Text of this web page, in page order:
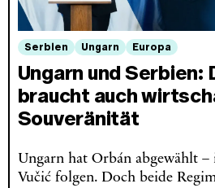
Serbien Ungarn Europa
Ungarn und Serbien:
braucht auch
Souveränität
Ungarn hat Orbán abgewählt
Vučić folgen. Doch beide